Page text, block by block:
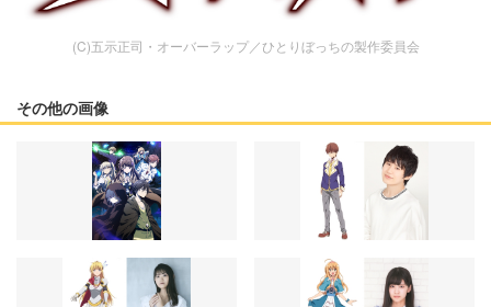
(C)五示正司・オーバーラップ／ひとりぼっちの製作委員会
その他の画像